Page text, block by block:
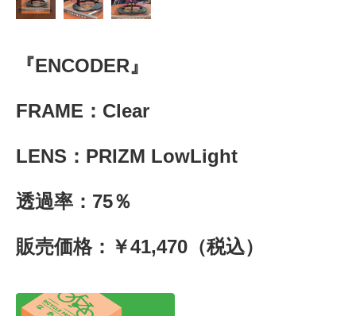
『ENCODER』
FRAME：Clear
LENS：PRIZM LowLight
透過率：75％
販売価格：￥41,470（税込）